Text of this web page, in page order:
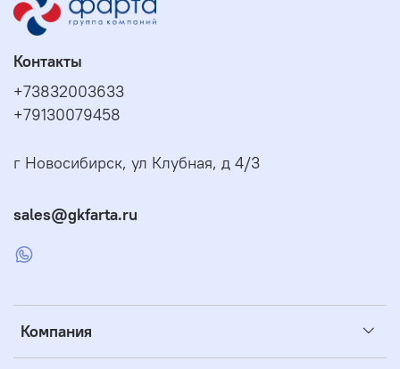
Компания
Контакты
+73832003633
+79130079458
г Новосибирск, ул Клубная, д 4/3
sales@gkfarta.ru